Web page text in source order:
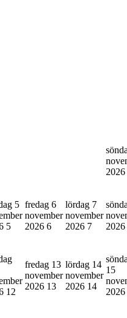
2026
5
5
fredag 6
november
2026 6
lördag 7
november
2026 7
2026
12
fredag 13
november
2026 13
lördag 14
november
2026 14
15
2026